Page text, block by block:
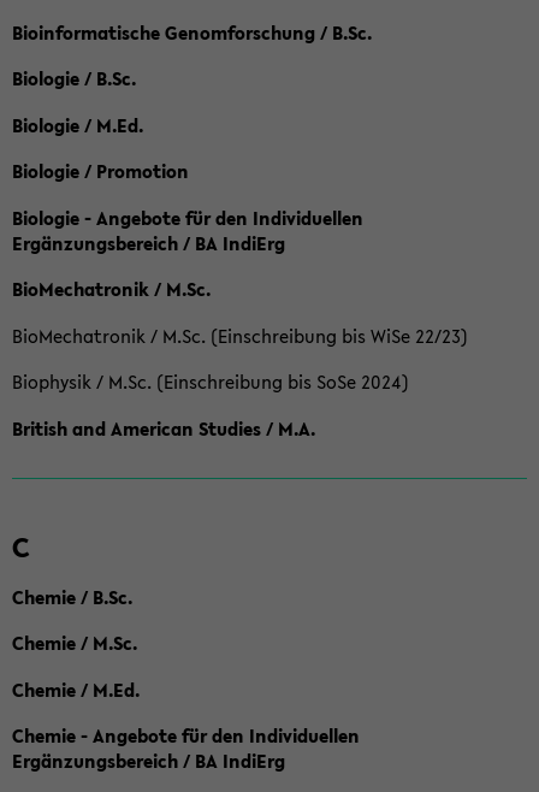
Bioinformatische Genomforschung / B.Sc.
Biologie / B.Sc.
Biologie / M.Ed.
Biologie / Promotion
Biologie - Angebote für den Individuellen
Ergänzungsbereich / BA IndiErg
BioMechatronik / M.Sc.
BioMechatronik / M.Sc. (Einschreibung bis WiSe 22/23)
Biophysik / M.Sc. (Einschreibung bis SoSe 2024)
British and American Studies / M.A.
C
Chemie / B.Sc.
Chemie / M.Sc.
Chemie / M.Ed.
Chemie - Angebote für den Individuellen
Ergänzungsbereich / BA IndiErg